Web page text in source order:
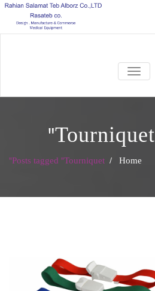
TOGGLE
NAVIGATION
Tourniquet
"
Home
/
Posts tagged "Tourniquet"